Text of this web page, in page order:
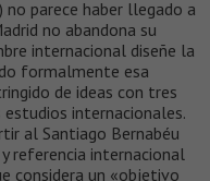
parece haber llegado a
no abandona su
internacional diseñe la
formalmente esa
de ideas con tres
internacionales.
al Santiago Bernabéu
referencia internacional
considera un «objetivo